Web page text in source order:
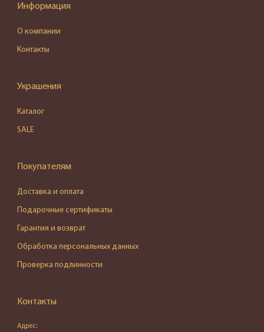
Информация
О компании
Контакты
Украшения
Каталог
SALE
Покупателям
Доставка и оплата
Подарочные сертификаты
Гарантия и возврат
Обработка персональных данных
Проверка подлинности
Контакты
Адрес: